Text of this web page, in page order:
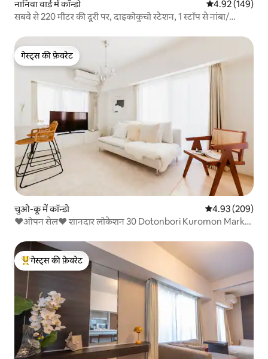
नानिवा वार्ड में कॉन्डो औसत रेटिंग 5 में से
4.92 (149)
सबवे से 220 मीटर की दूरी पर, दाइकोकुचो स्टेशन, 1 स्टॉप से नांबा/
गेस्ट्स की फ़ेवरेट
गेस्ट्स की फ़ेवरेट
चुओ-कू में कॉन्डो औसत रेटिंग 5 में से
4.93 (209)
❤️ओपन सेल❤️ शानदार लोकेशन 30 Dotonbori Kuromon Market
गेस्ट्स का टॉप फ़ेवरेट
गेस्ट्स की फ़ेवरेट